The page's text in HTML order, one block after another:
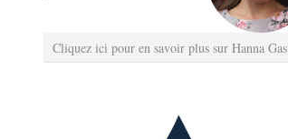
Cliquez ici pour en savoir plus sur Hanna Gas